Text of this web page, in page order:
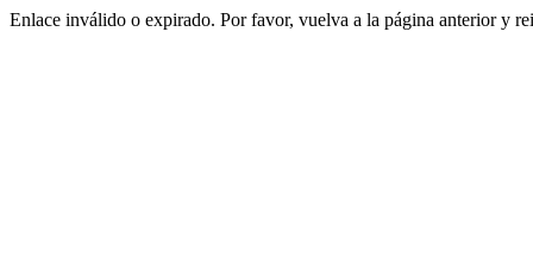
Enlace inválido o expirado. Por favor, vuelva a la página anterior y